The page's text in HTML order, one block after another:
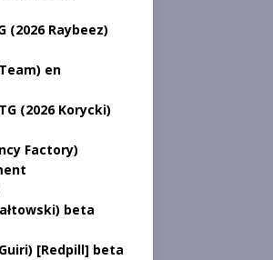
(2026 Raybeez)
en
(2026 Korycki)
Factory)
beta
[Redpill] beta